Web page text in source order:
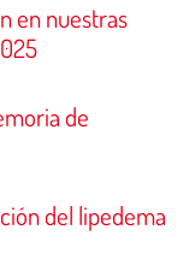
en nuestras
de
del lipedema